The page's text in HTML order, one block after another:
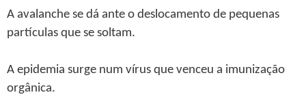
A avalanche se dá ante o deslocamento de pequenas
partículas que se soltam.
A epidemia surge num vírus que venceu a imunização
orgânica.